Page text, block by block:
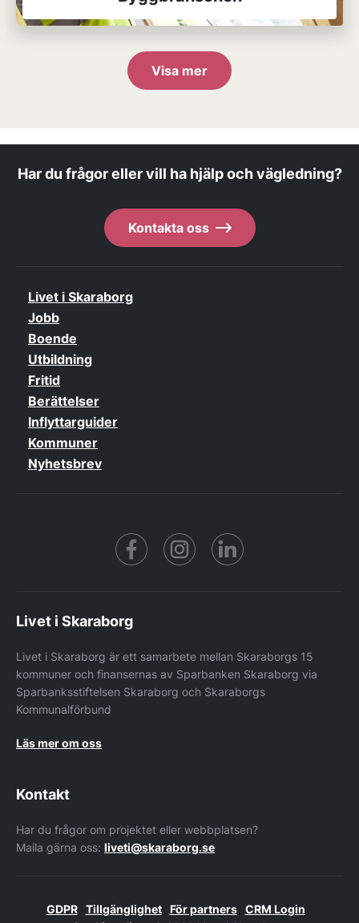
Visa mer
Har du frågor eller vill ha hjälp och vägledning?
Kontakta oss
Livet i Skaraborg
Jobb
Boende
Utbildning
Fritid
Berättelser
Inflyttarguider
Kommuner
Nyhetsbrev
Facebook https://
Livet i Skaraborg
Livet i Skaraborg är ett samarbete mellan Skaraborgs 15
kommuner och finansernas av Sparbanken Skaraborg via
Sparbanksstiftelsen Skaraborg och Skaraborgs
Kommunalförbund
Läs mer om oss
Kontakt
Har du frågor om projektet eller webbplatsen?
Maila gärna oss: liveti@skaraborg.se
GDPR Tillgänglighet För partners
CRM Login